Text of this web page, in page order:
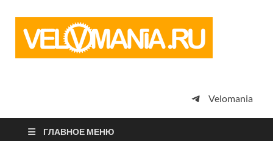
просто
Velomania
ГЛАВНОЕ МЕНЮ